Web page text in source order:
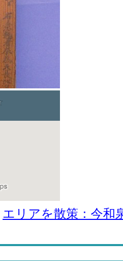
エリアを散策：今和